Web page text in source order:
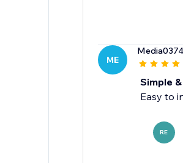
ME
Media0374
Simple
Easy to
RE